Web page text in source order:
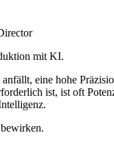
mit KI.
eine hohe
ist, ist oft